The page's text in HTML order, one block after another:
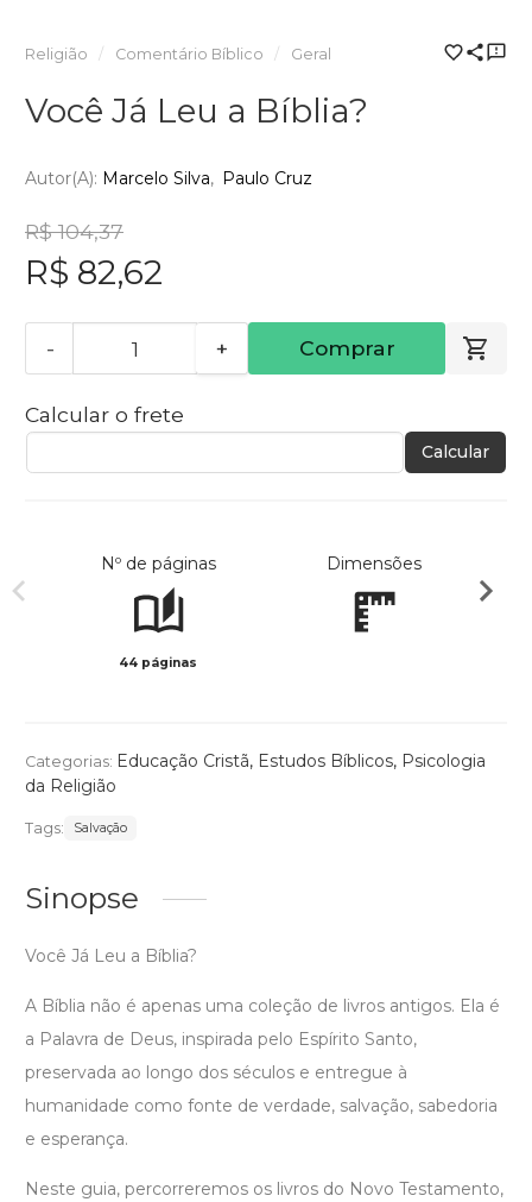
Religião Comentário Bíblico Geral
Você Já Leu a Bíblia?
Autor(a): Marcelo Silva Paulo Cruz
R$ 104,37
R$ 82,62
- + Comprar
Calcular o frete
Calcular
Nº de páginas
44 páginas
Dimensões
Categorias: Educação Cristã, Estudos Bíblicos, Psicologia
da Religião
Tags: Salvação
Sinopse
Você Já Leu a Bíblia?
A Bíblia não é apenas uma coleção de livros antigos. Ela é
a Palavra de Deus, inspirada pelo Espírito Santo,
preservada ao longo dos séculos e entregue à
humanidade como fonte de verdade, salvação, sabedoria
e esperança.
Neste guia, percorreremos os livros do Novo Testamento,